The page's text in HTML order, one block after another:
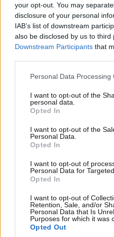
your opt-out. You may
disclosure of your personal
IAB’s list of downstream
also be disclosed by us to third
Downstream Participants that
Please note that this website/
not limited to your visit or
grant or deny consent to
use your data for below
consent section.
Personal Data Processing
I want to opt-out of the
personal data.
Opted In
I want to opt-out of the
Personal Data.
Opted In
I want to opt-out of
Personal Data for
Opted In
I want to opt-out of
Retention, Sale, and/or
Personal Data that Is
Purposes for which it was
Opted Out
«Κάηκε το σπίτι μας
μετακομίσουμε»:
γίνεται στάχτη